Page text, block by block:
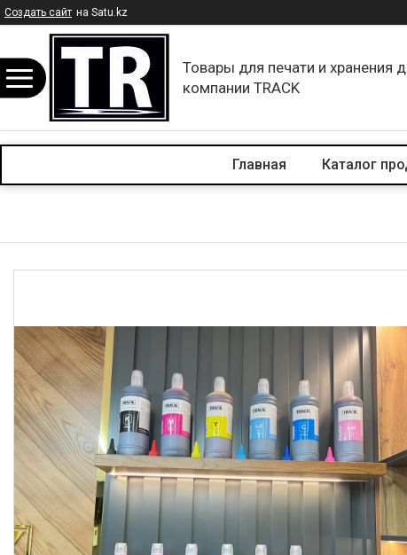
Создать сайт на Satu.kz
Товары для печати и хранения
компании TRACK
Главная Каталог